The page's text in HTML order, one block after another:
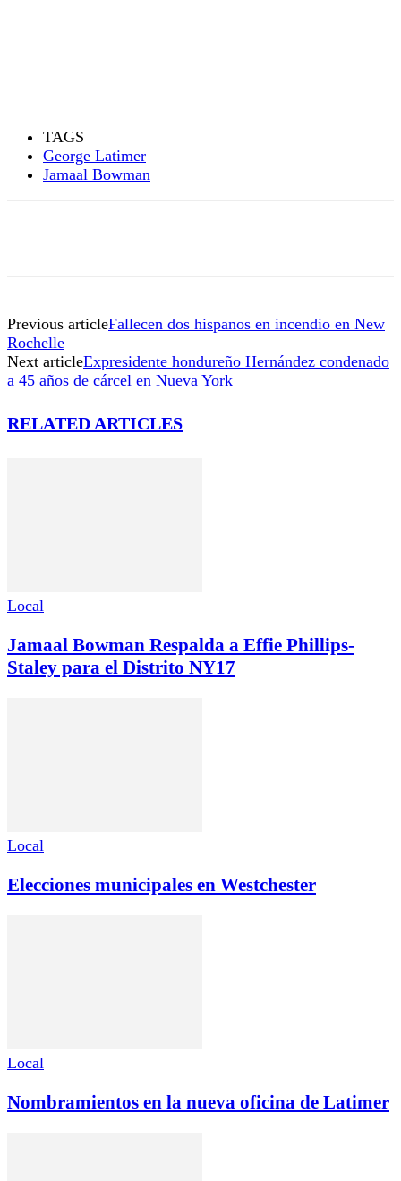
TAGS
George Latimer
Jamaal Bowman
Previous articleFallecen dos hispanos en incendio en New
Rochelle
Next articleExpresidente hondureño Hernández condenado
a 45 años de cárcel en Nueva York
RELATED ARTICLES
Local
Jamaal Bowman Respalda a Effie Phillips-
Staley para el Distrito NY17
Local
Elecciones municipales en Westchester
Local
Nombramientos en la nueva oficina de Latimer